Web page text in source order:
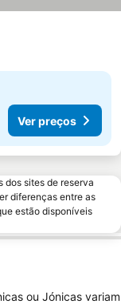
Ver preços
dos sites de reserva
diferenças entre as
estão disponíveis
ou Jónicas variam